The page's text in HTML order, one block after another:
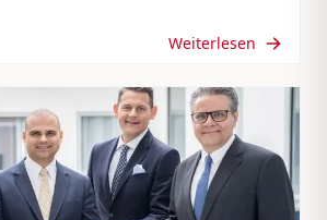
Weiterlesen